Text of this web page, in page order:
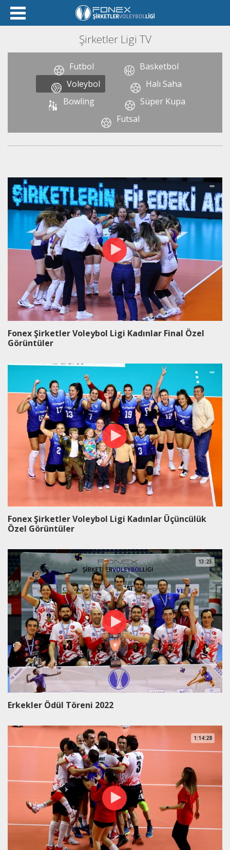
Şirketler Ligi TV
Futbol
Basketbol
Voleybol
Halı Saha
Bowling
Süper Kupa
Futsal
Fonex Şirketler Voleybol Ligi Kadınlar Final Özel
Görüntüler
Fonex Şirketler Voleybol Ligi Kadınlar Üçüncülük
Özel Görüntüler
Erkekler Ödül Töreni 2022
13:23
1:14:28